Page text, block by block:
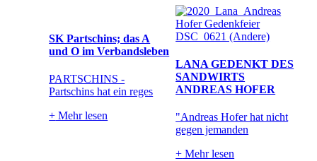
SK Partschins; das A
und O im Verbandsleben
PARTSCHINS -
Partschins hat ein reges
+ Mehr lesen
LANA GEDENKT DES
SANDWIRTS
ANDREAS HOFER
"Andreas Hofer hat nicht
gegen jemanden
+ Mehr lesen